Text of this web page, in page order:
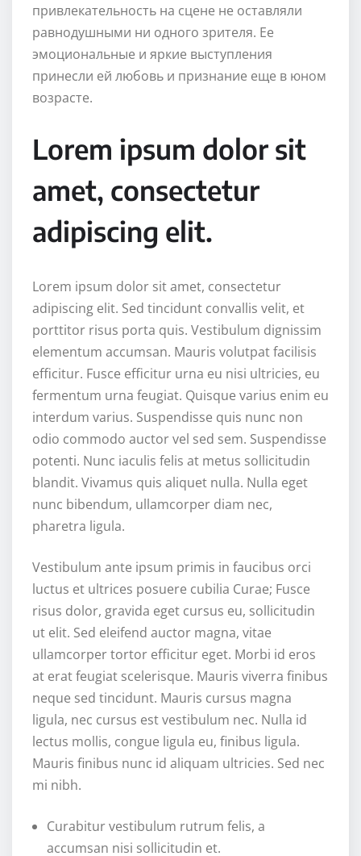
привлекательность на сцене не оставляли
равнодушными ни одного зрителя. Ее
эмоциональные и яркие выступления
принесли ей любовь и признание еще в юном
возрасте.
Lorem ipsum dolor sit
amet, consectetur
adipiscing elit.
Lorem ipsum dolor sit amet, consectetur
adipiscing elit. Sed tincidunt convallis velit, et
porttitor risus porta quis. Vestibulum dignissim
elementum accumsan. Mauris volutpat facilisis
efficitur. Fusce efficitur urna eu nisi ultricies, eu
fermentum urna feugiat. Quisque varius enim eu
interdum varius. Suspendisse quis nunc non
odio commodo auctor vel sed sem. Suspendisse
potenti. Nunc iaculis felis at metus sollicitudin
blandit. Vivamus quis aliquet nulla. Nulla eget
nunc bibendum, ullamcorper diam nec,
pharetra ligula.
Vestibulum ante ipsum primis in faucibus orci
luctus et ultrices posuere cubilia Curae; Fusce
risus dolor, gravida eget cursus eu, sollicitudin
ut elit. Sed eleifend auctor magna, vitae
ullamcorper tortor efficitur eget. Morbi id eros
at erat feugiat scelerisque. Mauris viverra finibus
neque sed tincidunt. Mauris cursus magna
ligula, nec cursus est vestibulum nec. Nulla id
lectus mollis, congue ligula eu, finibus ligula.
Mauris finibus nunc id aliquam ultricies. Sed nec
mi nibh.
Curabitur vestibulum rutrum felis, a
accumsan nisi sollicitudin et.